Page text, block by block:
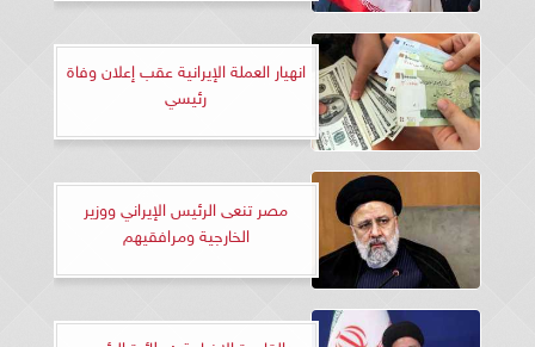
انهيار العملة الإيرانية عقب إعلان وفاة
رئيسي
مصر تنعى الرئيس الإيراني ووزير
الخارجية ومرافقيهم